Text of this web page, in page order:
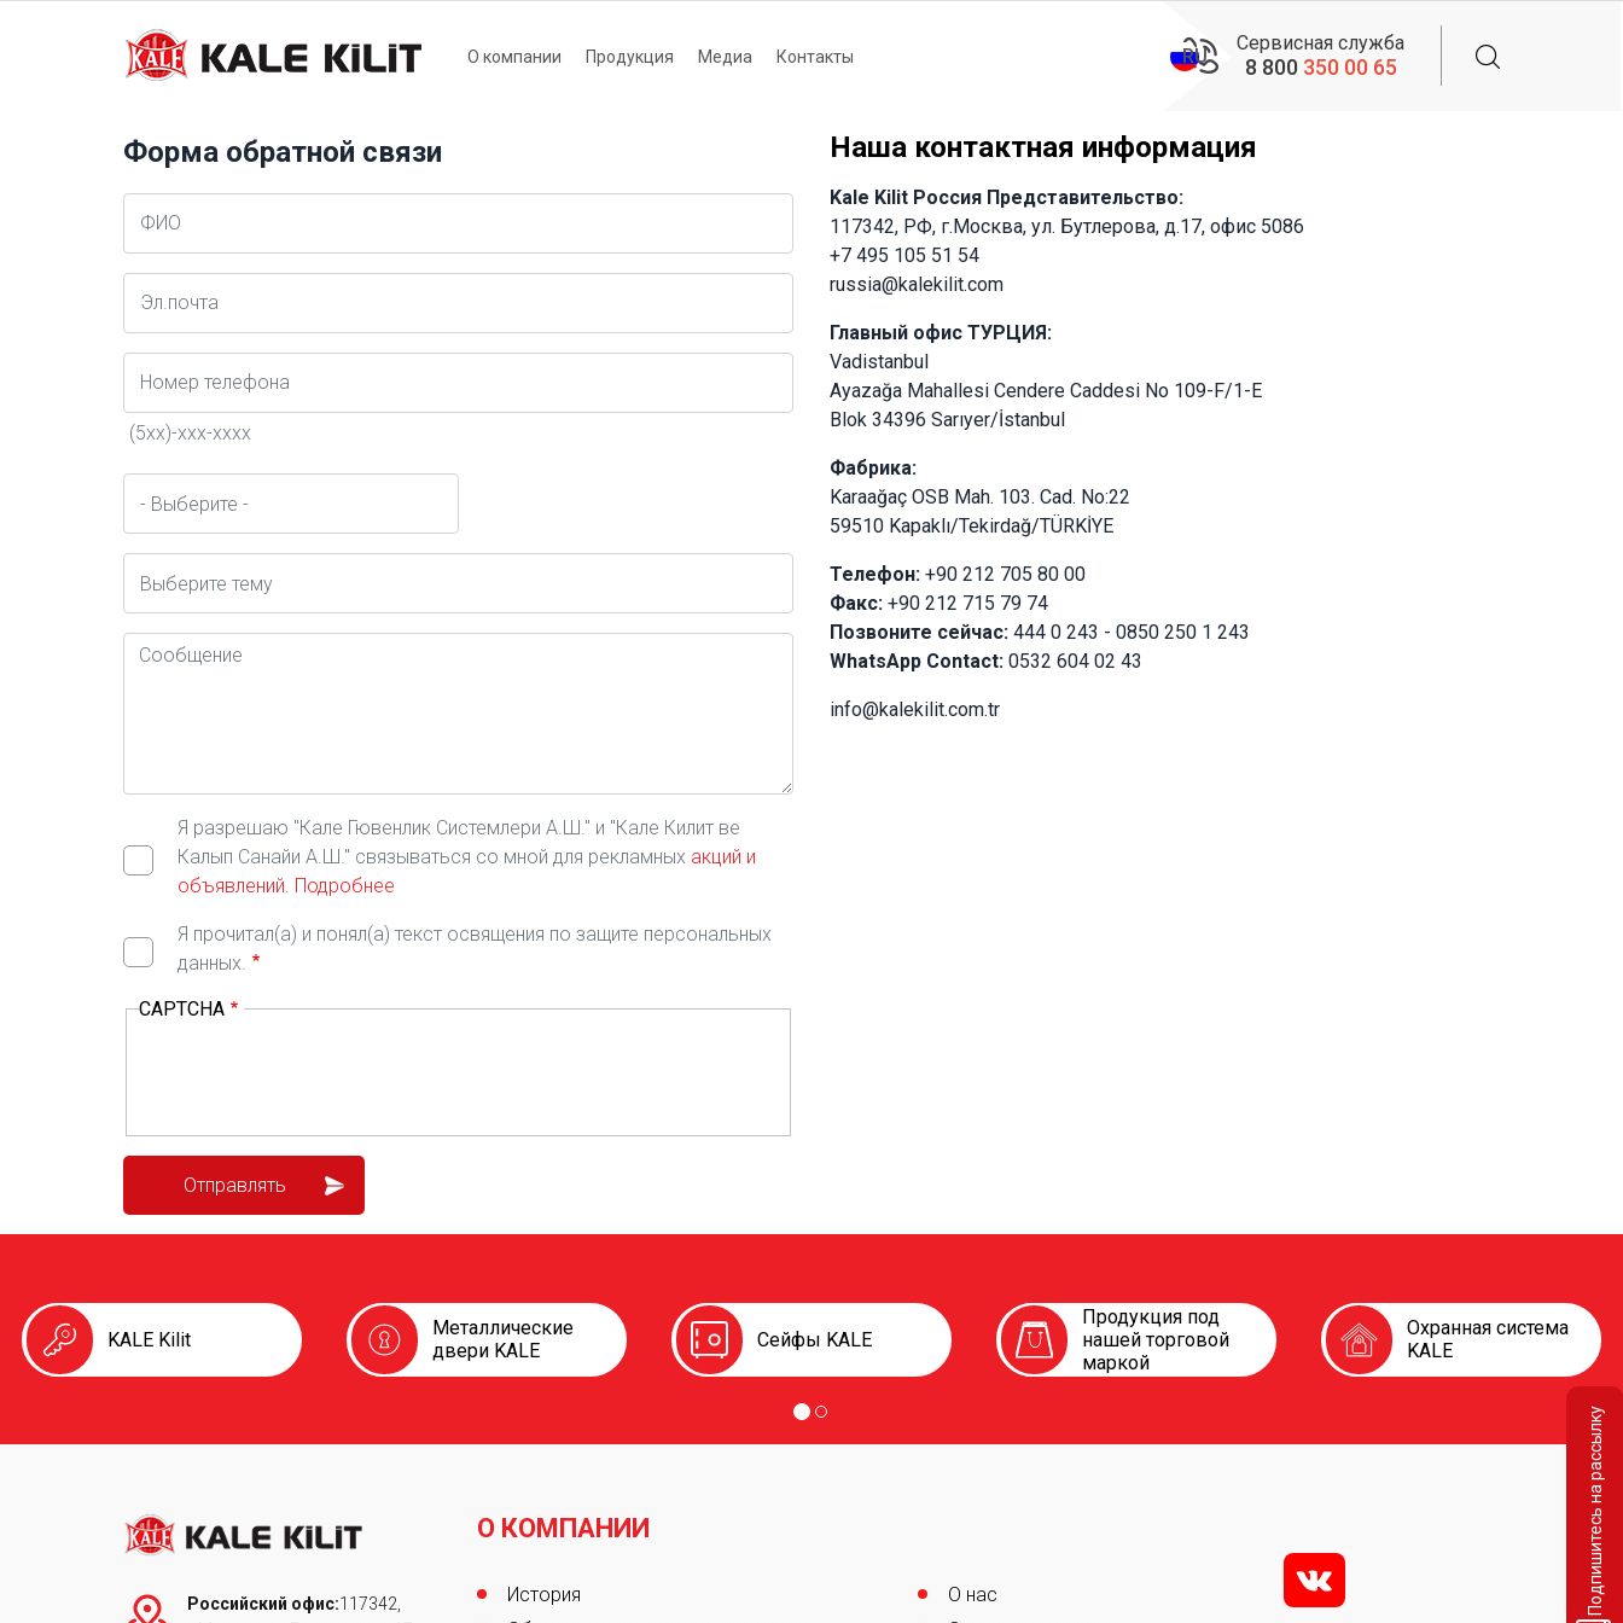
Main
О компании Продукция Медиа Контакты
Сервисная служба
8 800 350 00 65
RU
Подпишитесь на рассылку
Форма обратной связи
Ad
Soyad
E-
Posta
Telefon
(5xx)-xxx-xxxx
город
Konu
Mesaj
Я разрешаю "Кале Гювенлик Системлери А.Ш." и "Кале Килит ве
Калып Санайи А.Ш." связываться со мной для рекламных акций и
объявлений. Подробнее
Я прочитал(а) и понял(а) текст освящения по защите персональных
данных.
CAPTCHA
Наша контактная информация
Kale Kilit Россия Представительство:
117342, РФ, г.Москва, ул. Бутлерова, д.17, офис 5086
+7 495 105 51 54
russia@kalekilit.com
Главный офис ТУРЦИЯ:
Vadistanbul
Ayazağa Mahallesi Cendere Caddesi No 109-F/1-E
Blok 34396 Sarıyer/İstanbul
Фабрика:
Karaağaç OSB Mah. 103. Cad. No:22
59510 Kapaklı/Tekirdağ/TÜRKİYE
Телефон: +90 212 705 80 00
Факс: +90 212 715 79 74
Позвоните сейчас: 444 0 243 - 0850 250 1 243
WhatsApp Contact: 0532 604 02 43
info@kalekilit.com.tr
KALE Kilit
Металлические
двери KALE
Сейфы KALE
Продукция под
нашей торговой
маркой
Охранная система
KALE
Российский офис:117342,
Footer
О КОМПАНИИ
История
О нас
v